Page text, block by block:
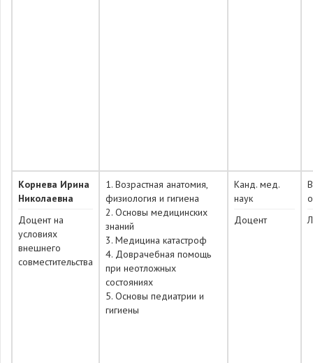
Корнева Ирина
Николаевна
Доцент на
условиях
внешнего
совместительства
1. Возрастная анатомия,
физиология и гигиена
2. Основы медицинских
знаний
3. Медицина катастроф
4. Доврачебная помощь
при неотложных
состояниях
5. Основы педиатрии и
гигиены
Канд. мед.
наук
Доцент